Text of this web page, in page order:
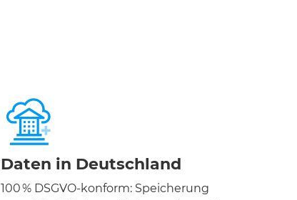
Daten in Deutschland
100 % DSGVO-konform: Speicherung